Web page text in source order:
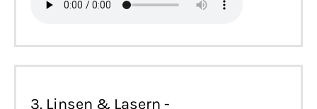
3. Linsen & Lasern -